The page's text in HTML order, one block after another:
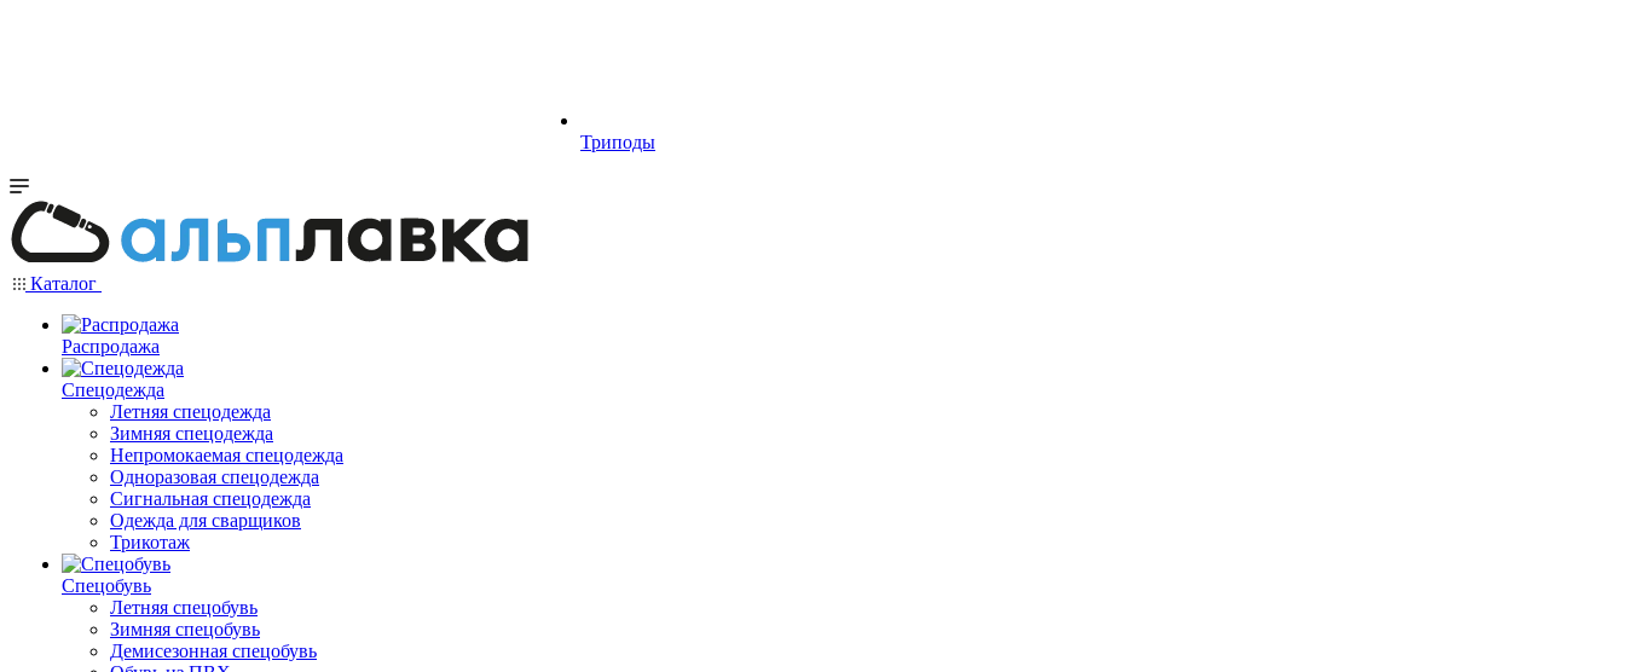
Триподы
Каталог
Распродажа
Спецодежда
Летняя спецодежда
Зимняя спецодежда
Непромокаемая спецодежда
Одноразовая спецодежда
Сигнальная спецодежда
Одежда для сварщиков
Трикотаж
Спецобувь
Летняя спецобувь
Зимняя спецобувь
Демисезонная спецобувь